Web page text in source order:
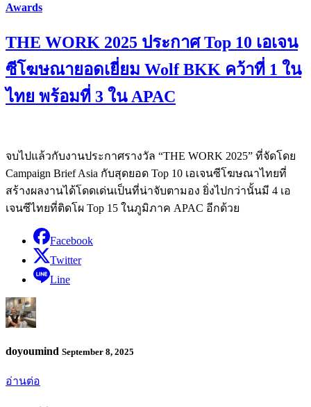
Awards
THE WORK 2025 ประกาศ Top 10 เอเจน
ซีโฆษณายอดเยี่ยม Wolf BKK คว้าที่ 1 ใน
ไทย พร้อมที่ 3 ใน APAC
จบไปแล้วกับงานประกาศรางวัล “THE WORK 2025” ที่จัดโดย
Campaign Brief Asia กับสุดยอด Top 10 เอเจนซีโฆษณาไทยที่
สร้างผลงานได้โดดเด่นเป็นที่น่าจับตามอง ยิ่งไปกว่านั้นมี 4 เอ
เจนซีไทยที่ติดโผ Top 15 ในภูมิภาค APAC อีกด้วย
Facebook
Twitter
Line
doyoumind September 8, 2025
อ่านต่อ